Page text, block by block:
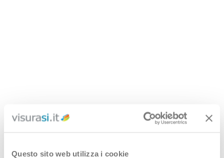
Questo sito web utilizza i cookie